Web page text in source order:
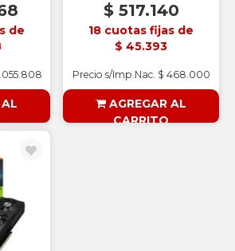
de
$ 517.140
18 cuotas fijas de
$ 45.393
Precio s/Imp.Nac. $ 468.000
AGREGAR AL
CARRITO